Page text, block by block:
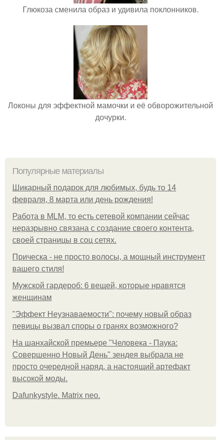
Глюкоза сменила образ и удивила поклонников.
Локоны для эффектной мамочки и её обворожительной
дочурки.
Популярные материалы
Шикарный подарок для любимых, будь то 14
февраля, 8 марта или день рождения!
Работа в MLM, то есть сетевой компании сейчас
неразрывно связана с создание своего контента,
своей страницы в соц сетях.
Прическа - не просто волосы, а мощный инструмент
вашего стиля!
Мужской гардероб: 6 вещей, которые нравятся
женщинам
"Эффект Неузнаваемости": почему новый образ
певицы вызвал споры о гранях возможного?
На шанхайской премьере "Человека - Паука:
Совершенно Новый День" зендея выбрала не
просто очередной наряд, а настоящий артефакт
высокой моды.
Dafunkystyle. Matrix neo.